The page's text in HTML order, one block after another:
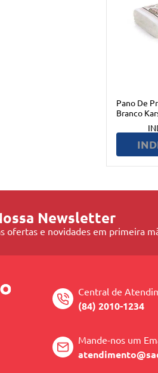
Pano De
Branco
Newsletter
ofertas e novidades em primeira
Central de
(84) 2010-1234
Mande-nos um